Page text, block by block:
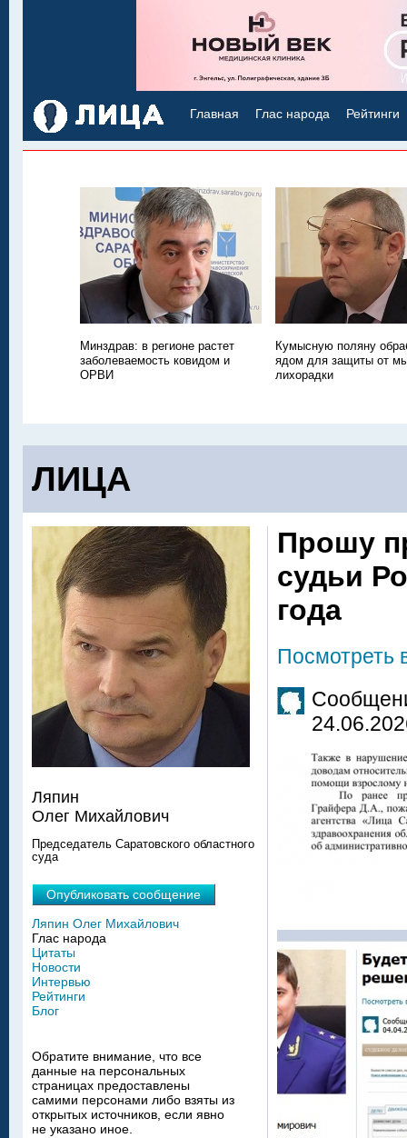
Главная Глас народа Рейтинги
Минздрав: в регионе растет
заболеваемость ковидом и
ОРВИ
Кумысную поляну
ядом для защиты от
лихорадки
ЛИЦА
Прошу
судьи
года
Посмотреть
Ляпин
Олег Михайлович
Председатель Саратовского областного
суда
Опубликовать сообщение
Ляпин Олег Михайлович
Глас народа
Цитаты
Новости
Интервью
Рейтинги
Блог
Обратите внимание, что все
данные на персональных
страницах предоставлены
самими персонами либо взяты из
открытых источников, если явно
не указано иное.